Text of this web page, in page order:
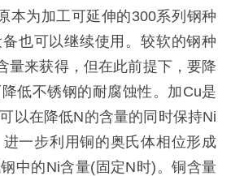
本为加工可延伸的300系列钢种
也可以继续使用。较软的钢种
量来获得，但在此前提下，要降
低不锈钢的耐腐蚀性。加Cu是
以在降低N的含量的同时保持Ni
一步利用铜的奥氏体相位形成
中的Ni含量(固定N时)。铜含量